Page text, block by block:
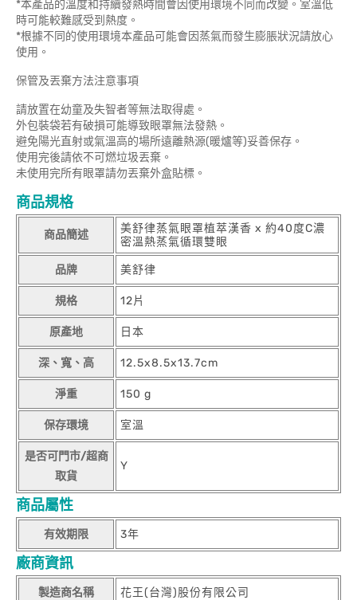
*本產品的溫度和持續發熱時間會因使用環境不同而改變。室溫低
時可能較難感受到熱度。
*根據不同的使用環境本產品可能會因蒸氣而發生膨脹狀況請放心
使用。
保管及丟棄方法注意事項
請放置在幼童及失智者等無法取得處。
外包裝袋若有破損可能導致眼罩無法發熱。
避免陽光直射或氣溫高的場所遠離熱源(暖爐等)妥善保存。
使用完後請依不可燃垃圾丟棄。
未使用完所有眼罩請勿丟棄外盒貼標。
商品規格
商品簡述
美舒律蒸氣眼罩植萃漢香 x 約40度C濃
密溫熱蒸氣循環雙眼
品牌 美舒律
規格 12片
原產地 日本
深、寬、高 12.5x8.5x13.7cm
淨重 150 g
保存環境 室溫
是否可門市/超商
取貨
Y
商品屬性
有效期限 3年
廠商資訊
製造商名稱 花王(台灣)股份有限公司